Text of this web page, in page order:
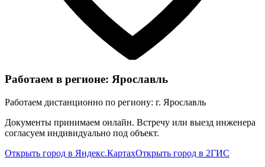
Работаем в регионе: Ярославль
Работаем дистанционно по региону: г. Ярославль
Документы принимаем онлайн. Встречу или выезд инженера
согласуем индивидуально под объект.
Открыть город в Яндекс.КартахОткрыть город в 2ГИС